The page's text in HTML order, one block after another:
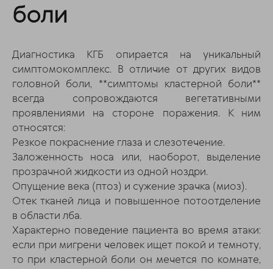
боли
Диагностика КГБ опирается на уникальный
симптомокомплекс. В отличие от других видов
головной боли, **симптомы кластерной боли**
всегда сопровождаются вегетативными
проявлениями на стороне поражения. К ним
относятся:
Резкое покраснение глаза и слезотечение.
Заложенность носа или, наоборот, выделение
прозрачной жидкости из одной ноздри.
Опущение века (птоз) и сужение зрачка (миоз).
Отек тканей лица и повышенное потоотделение
в области лба.
Характерно поведение пациента во время атаки:
если при мигрени человек ищет покой и темноту,
то при кластерной боли он мечется по комнате,